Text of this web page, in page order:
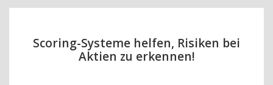
Scoring-Systeme helfen, Risiken bei
Aktien zu erkennen!